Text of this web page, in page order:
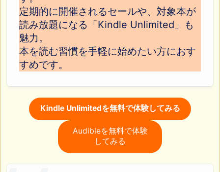
定期的に開催されるセールや、対象本が
読み放題になる「Kindle Unlimited」も
魅力。
本を読む習慣を手軽に始めたい方におす
すめです。
Kindle Unlimitedを無料で体験してみる
Audibleを無料で体験
してみる